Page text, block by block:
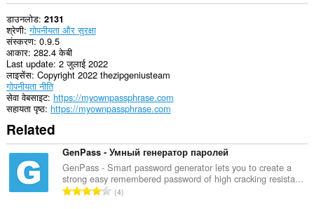
डाउनलोड 2131
श्रेणी गोपनीयता और सुरक्षा
संस्करण 0.9.5
आकार 282.4 केबी
Last update 2 जुलाई 2022
लाइसेंस Copyright 2022 thezipgeniusteam
गोपनीयता नीति
सेवा वेबसाइट https://myownpassphrase.com
सहायता पृष्ठ https://myownpassphrase.com
Related
GenPass - Умный генератор паролей
GenPass - Smart password generator lets you to create a
strong easy remembered password of high cracking resista...
रे4